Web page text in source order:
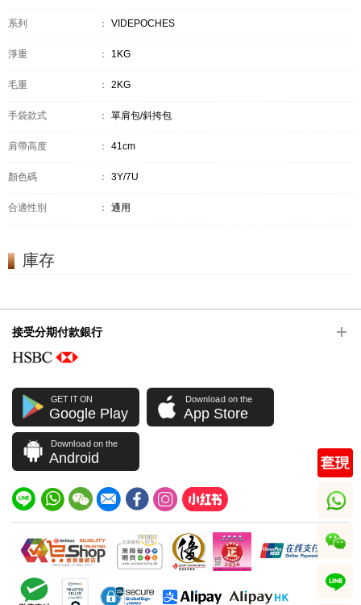
系列 ： VIDEPOCHES
淨重 ： 1KG
毛重 ： 2KG
手袋款式 ： 單肩包/斜挎包
肩帶高度 ： 41cm
顏色碼 ： 3Y/7U
合適性別 ： 通用
庫存
接受分期付款銀行
GET IT ON
Google Play
Download on the
App Store
Download on the
Android
whatsapp